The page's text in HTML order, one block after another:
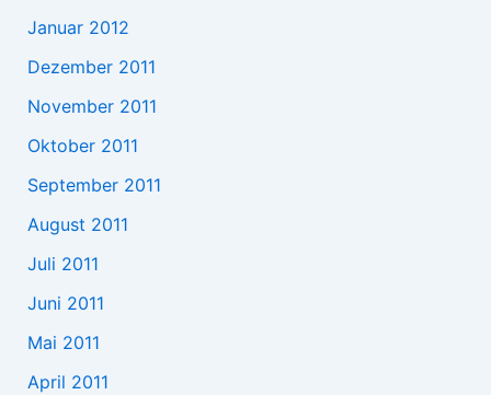
Januar 2012
Dezember 2011
November 2011
Oktober 2011
September 2011
August 2011
Juli 2011
Juni 2011
Mai 2011
April 2011